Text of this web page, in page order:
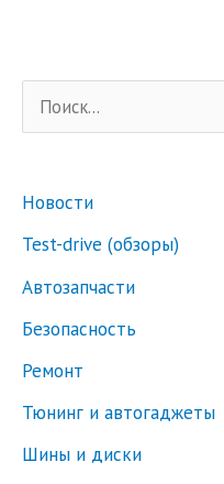
о
с
к
Новости
Test-drive (обзоры)
Автозапчасти
Безопасность
Ремонт
Тюнинг и автогаджеты
Шины и диски